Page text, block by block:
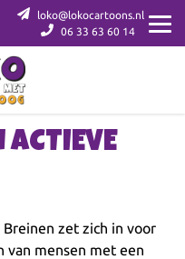
loko@lokocartoons.nl
06 33 63 60 14
ACTIEVE
zet zich in voor
van mensen met een